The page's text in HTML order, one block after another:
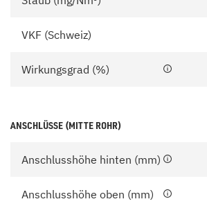
VKF (Schweiz)
Wirkungsgrad (%)
ANSCHLÜSSE (MITTE ROHR)
Anschlusshöhe hinten (mm)
Anschlusshöhe oben (mm)